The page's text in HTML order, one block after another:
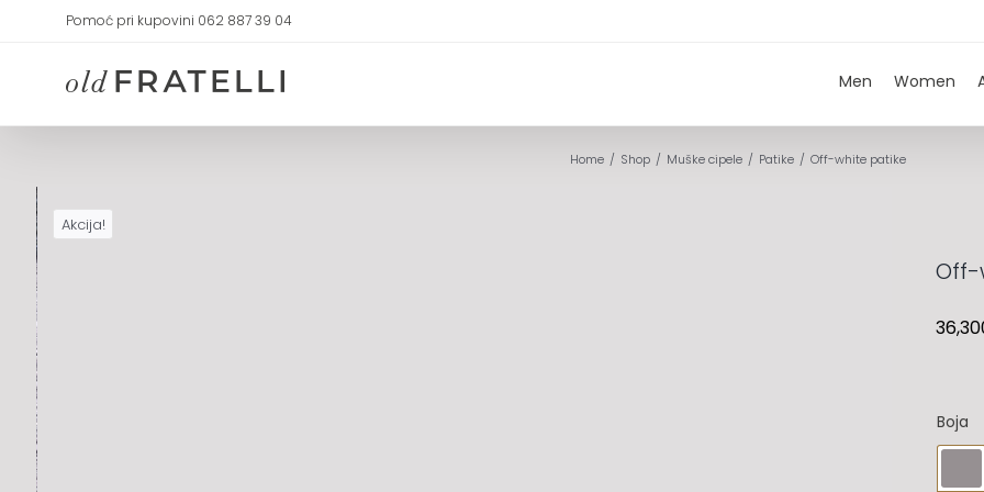
Pomoć pri kupovini 062 887 39 04
Men Women
Home Shop Muške cipele Patike Off-white patike
Akcija!
Off-
Boja